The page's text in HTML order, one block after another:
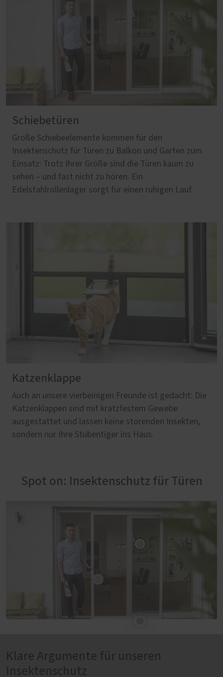
Schiebetüren
Große Schiebeelemente kommen für den
Insektenschutz für Türen zu Balkon und Garten zum
Einsatz: Trotz Ihrer Größe sind die Türen kaum zu
sehen – und fast nicht zu hören. Ein
Edelstahlrollenlager sorgt für einen ruhigen Lauf.
Katzenklappe
Auch an unsere vierbeinigen Freunde ist gedacht: Die
Katzenklappen sind mit kratzfestem Gewebe
ausgestattet und lassen keine störenden Insekten,
sondern nur Ihre Stubentiger ins Haus.
Spot on: Insektenschutz für Türen